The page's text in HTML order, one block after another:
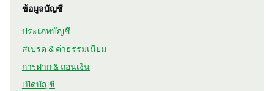
ข้อมูลบัญชี
ประเภทบัญชี
สเปรด & ค่าธรรมเนียม
การฝาก & ถอนเงิน
เปิดบัญชี